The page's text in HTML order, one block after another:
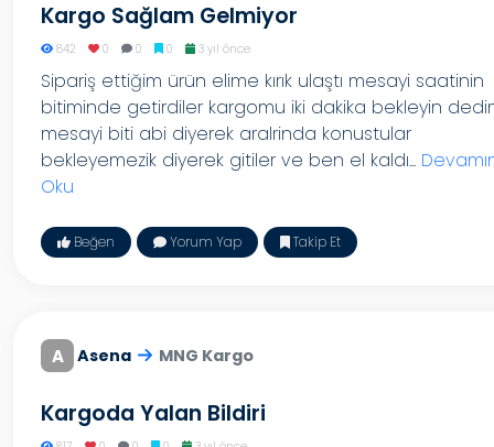
Kargo Sağlam Gelmiyor
842 0 0 0 3 yıl önce
Sipariş ettiğim ürün elime kırık ulaştı mesayi saatinin
bitiminde getirdiler kargomu iki dakika bekleyin
mesayi biti abi diyerek aralrinda konustular
bekleyemezik diyerek gitiler ve ben el kaldı...
Oku
Beğen Yorum Yap Takip Et
A Asena MNG Kargo
Kargoda Yalan Bildiri